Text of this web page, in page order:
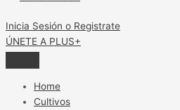
Inicia Sesión o Registrate
ÚNETE A PLUS+
Home
Cultivos